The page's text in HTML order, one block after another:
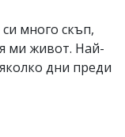
много скъп,
ми живот. Най-
дни преди